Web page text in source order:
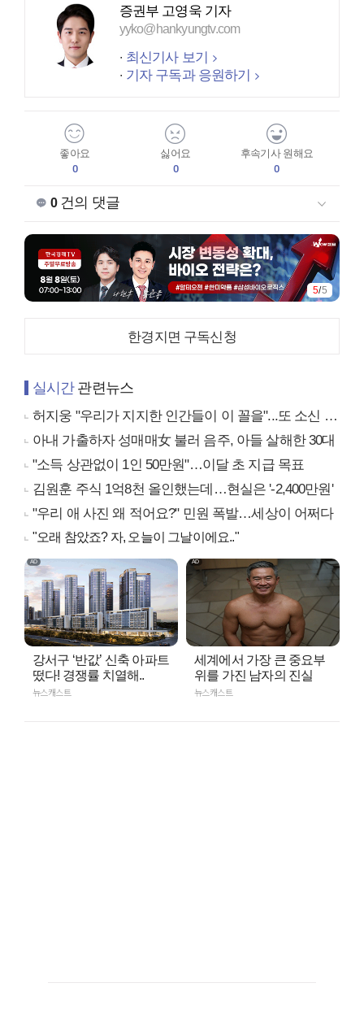
증권부 고영욱 기자
yyko@hankyungtv.com
최신기사 보기
기자 구독과 응원하기
좋아요
0
싫어요
0
후속기사 원해요
0
0건의 댓글
5/5
한경지면 구독신청
실시간관련뉴스
허지웅 "우리가 지지한 인간들이 이 꼴을"...또 소신 발언
아내 가출하자 성매매女 불러 음주, 아들 살해한 30대
"소득 상관없이 1인 50만원"…이달 초 지급 목표
김원훈 주식 1억8천 올인했는데…현실은 '-2,400만원'
"우리 애 사진 왜 적어요?" 민원 폭발…세상이 어쩌다
"오래 참았죠? 자, 오늘이 그날이에요.."
강서구 ‘반값’ 신축 아파트
떴다! 경쟁률 치열해..
뉴스캐스트
세계에서 가장 큰 중요부
위를 가진 남자의 진실
뉴스캐스트